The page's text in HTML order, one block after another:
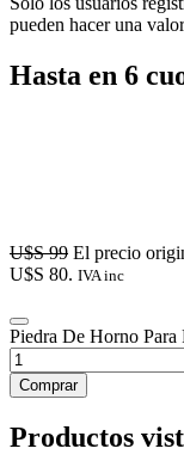
pueden hacer una
Hasta en 6
U$S99 El precio
U$S 80. IVA inc
Piedra De Horno
Comprar
Productos